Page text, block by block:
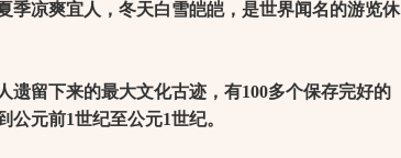
季凉爽宜人，冬天白雪皑皑，是世界闻名的游览休
留下来的最大文化古迹，有100多个保存完好的
元前1世纪至公元1世纪。